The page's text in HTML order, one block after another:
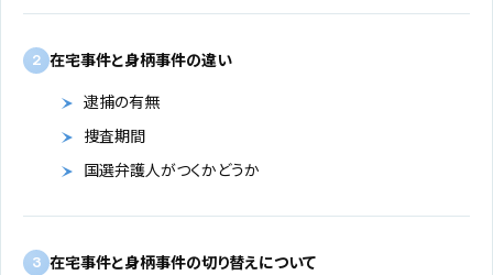
2 在宅事件と身柄事件の違い
逮捕の有無
捜査期間
国選弁護人がつくかどうか
3 在宅事件と身柄事件の切り替えについて